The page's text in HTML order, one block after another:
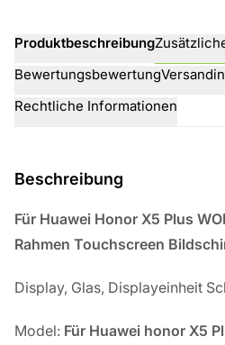
Produktbeschreibung
Bewertungsbewertung
Rechtliche Informationen
Beschreibung
Für Huawei Honor X5 Plus
Rahmen Touchscreen
Display, Glas, Displayeinheit
Model: Für Huawei honor X5